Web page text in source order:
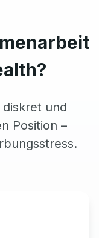
und
Position –